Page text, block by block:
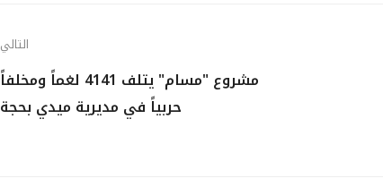
التالي
مشروع "مسام" يتلف 4141 لغماً ومخلفاً
حربياً في مديرية ميدي بحجة